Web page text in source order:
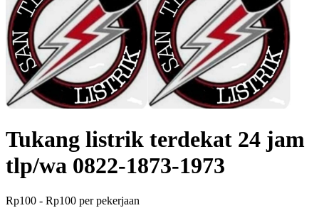
Tukang listrik terdekat 24 jam
tlp/wa 0822-1873-1973
Rp100 - Rp100 per pekerjaan